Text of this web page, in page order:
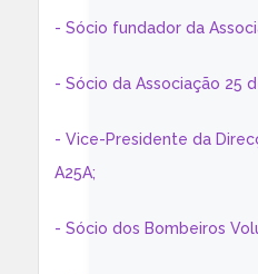
- Sócio fundador da
- Sócio da Associação 25
- Vice-Presidente da
A25A;
- Sócio dos Bombeiros